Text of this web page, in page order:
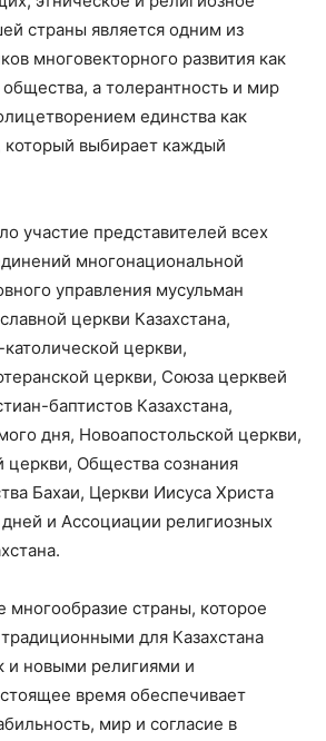
страны является одним из
многовекторного развития как
общества, а толерантность и мир
единства как
выбирает каждый
участие представителей всех
многонациональной
управления мусульман
церкви Казахстана,
церкви,
церкви, Союза церквей
баптистов Казахстана,
дня, Новоапостольской церкви,
церкви, Общества сознания
Бахаи, Церкви Иисуса Христа
и Ассоциации религиозных
многообразие страны, которое
для Казахстана
и новыми религиями и
время обеспечивает
мир и согласие в